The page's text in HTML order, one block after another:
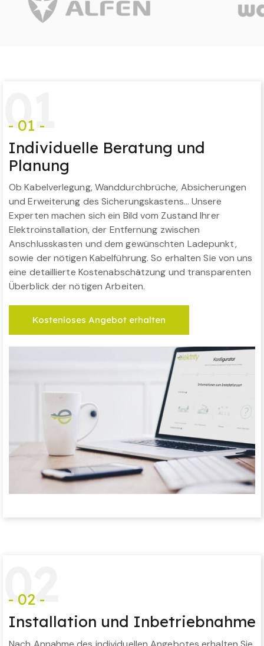
01
- 01 -
Individuelle Beratung und
Planung
Ob Kabelverlegung, Wanddurchbrüche, Absicherungen
und Erweiterung des Sicherungskastens… Unsere
Experten machen sich ein Bild vom Zustand Ihrer
Elektroinstallation, der Entfernung zwischen
Anschlusskasten und dem gewünschten Ladepunkt,
sowie der nötigen Kabelführung. So erhalten Sie von uns
eine detaillierte Kostenabschätzung und transparenten
Überblick der nötigen Arbeiten.
Kostenloses Angebot erhalten
02
- 02 -
Installation und Inbetriebnahme